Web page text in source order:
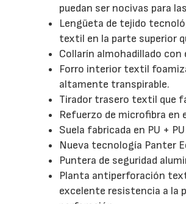
puedan ser nocivas para
Lengüeta de tejido
textil en la parte superior
Collarín almohadillado
Forro interior textil
altamente transpirable.
Tirador trasero textil que
Refuerzo de microfibra
Suela fabricada en PU +
Nueva tecnología Panter
Puntera de seguridad
Planta antiperforación
excelente resistencia a la